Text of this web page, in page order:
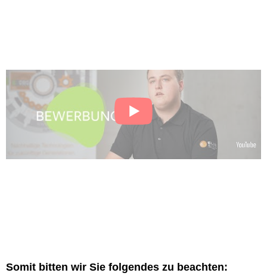
Somit bitten wir Sie folgendes zu beachten: